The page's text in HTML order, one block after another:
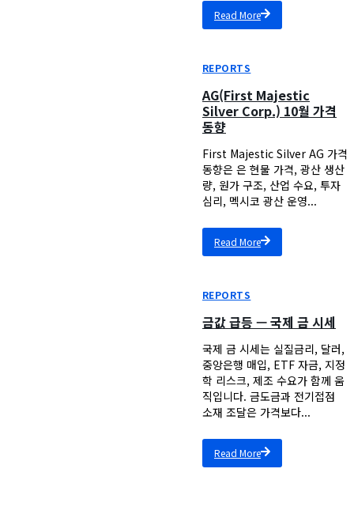
Read More
REPORTS
AG(First Majestic
Silver Corp.) 10월 가격
동향
First Majestic Silver AG 가격
동향은 은 현물 가격, 광산 생산
량, 원가 구조, 산업 수요, 투자
심리, 멕시코 광산 운영...
Read More
REPORTS
금값 급등 — 국제 금 시세
국제 금 시세는 실질금리, 달러,
중앙은행 매입, ETF 자금, 지정
학 리스크, 제조 수요가 함께 움
직입니다. 금도금과 전기접점
소재 조달은 가격보다...
Read More